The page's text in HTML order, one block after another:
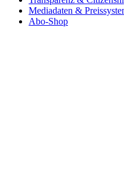
Mediadaten &
Abo-Shop